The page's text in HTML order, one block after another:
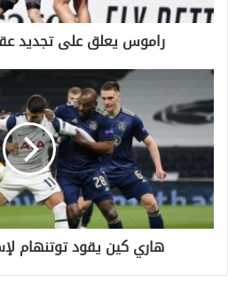
راموس يعلق على تجديد
هاري كين يقود توتنهام